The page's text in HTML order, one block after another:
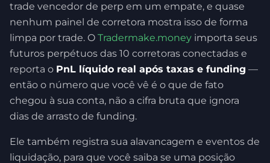
trade vencedor de perp em um empate, e quase
nenhum painel de corretora mostra isso de forma
limpa por trade. O Tradermake.money importa seus
futuros perpétuos das 10 corretoras conectadas e
reporta o PnL líquido real após taxas e funding —
então o número que você vê é o que de fato
chegou à sua conta, não a cifra bruta que ignora
dias de arrasto de funding.
Ele também registra sua alavancagem e eventos de
liquidação, para que você saiba se uma posição